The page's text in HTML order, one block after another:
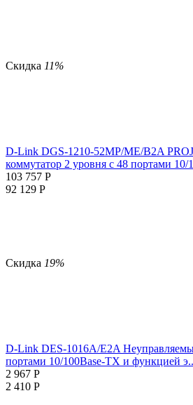
Скидка 11%
D-Link DGS-1210-52MP/ME/B2A
коммутатор 2 уровня с 48 портами 10/
103 757 Р
92 129 Р
Скидка 19%
D-Link DES-1016A/E2A
портами 10/100Base-TX и функцией
2 967 Р
2 410 Р